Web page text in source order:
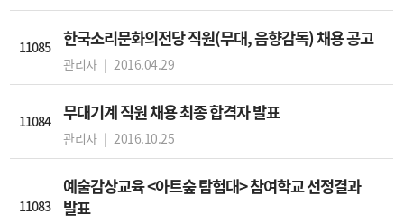
11085 한국소리문화의전당 직원(무대, 음향감독) 채용 공고
관리자 | 2016.04.29
11084 무대기계 직원 채용 최종 합격자 발표
관리자 | 2016.10.25
11083
예술감상교육 <아트숲 탐험대> 참여학교 선정결과
발표